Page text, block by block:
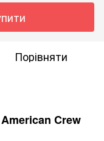
Порівняти
American Crew